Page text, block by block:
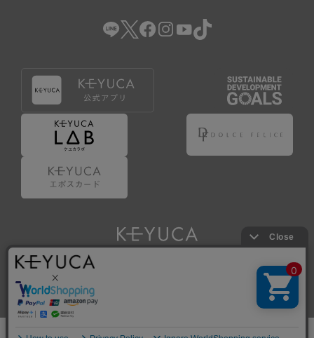
Copyright © KAWAJUN Co., Ltd. All Rights Reserved.